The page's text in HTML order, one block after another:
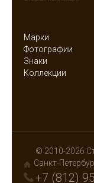
Марки
Фотографии
Знаки
Коллекции
© 2010-2026
Санкт-
+7 (812)